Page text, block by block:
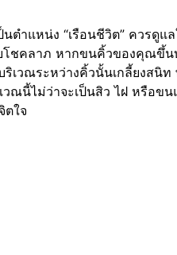
ตำแหน่ง “เรือนชีวิต” ควรดูแ
โชคลาภ หากขนคิ้วของคุณขึ้
ริเวณระหว่างคิ้วนั้นเกลี้ยงส
ณนี้ไม่ว่าจะเป็นสิว ไฝ หรือข
ตใจ